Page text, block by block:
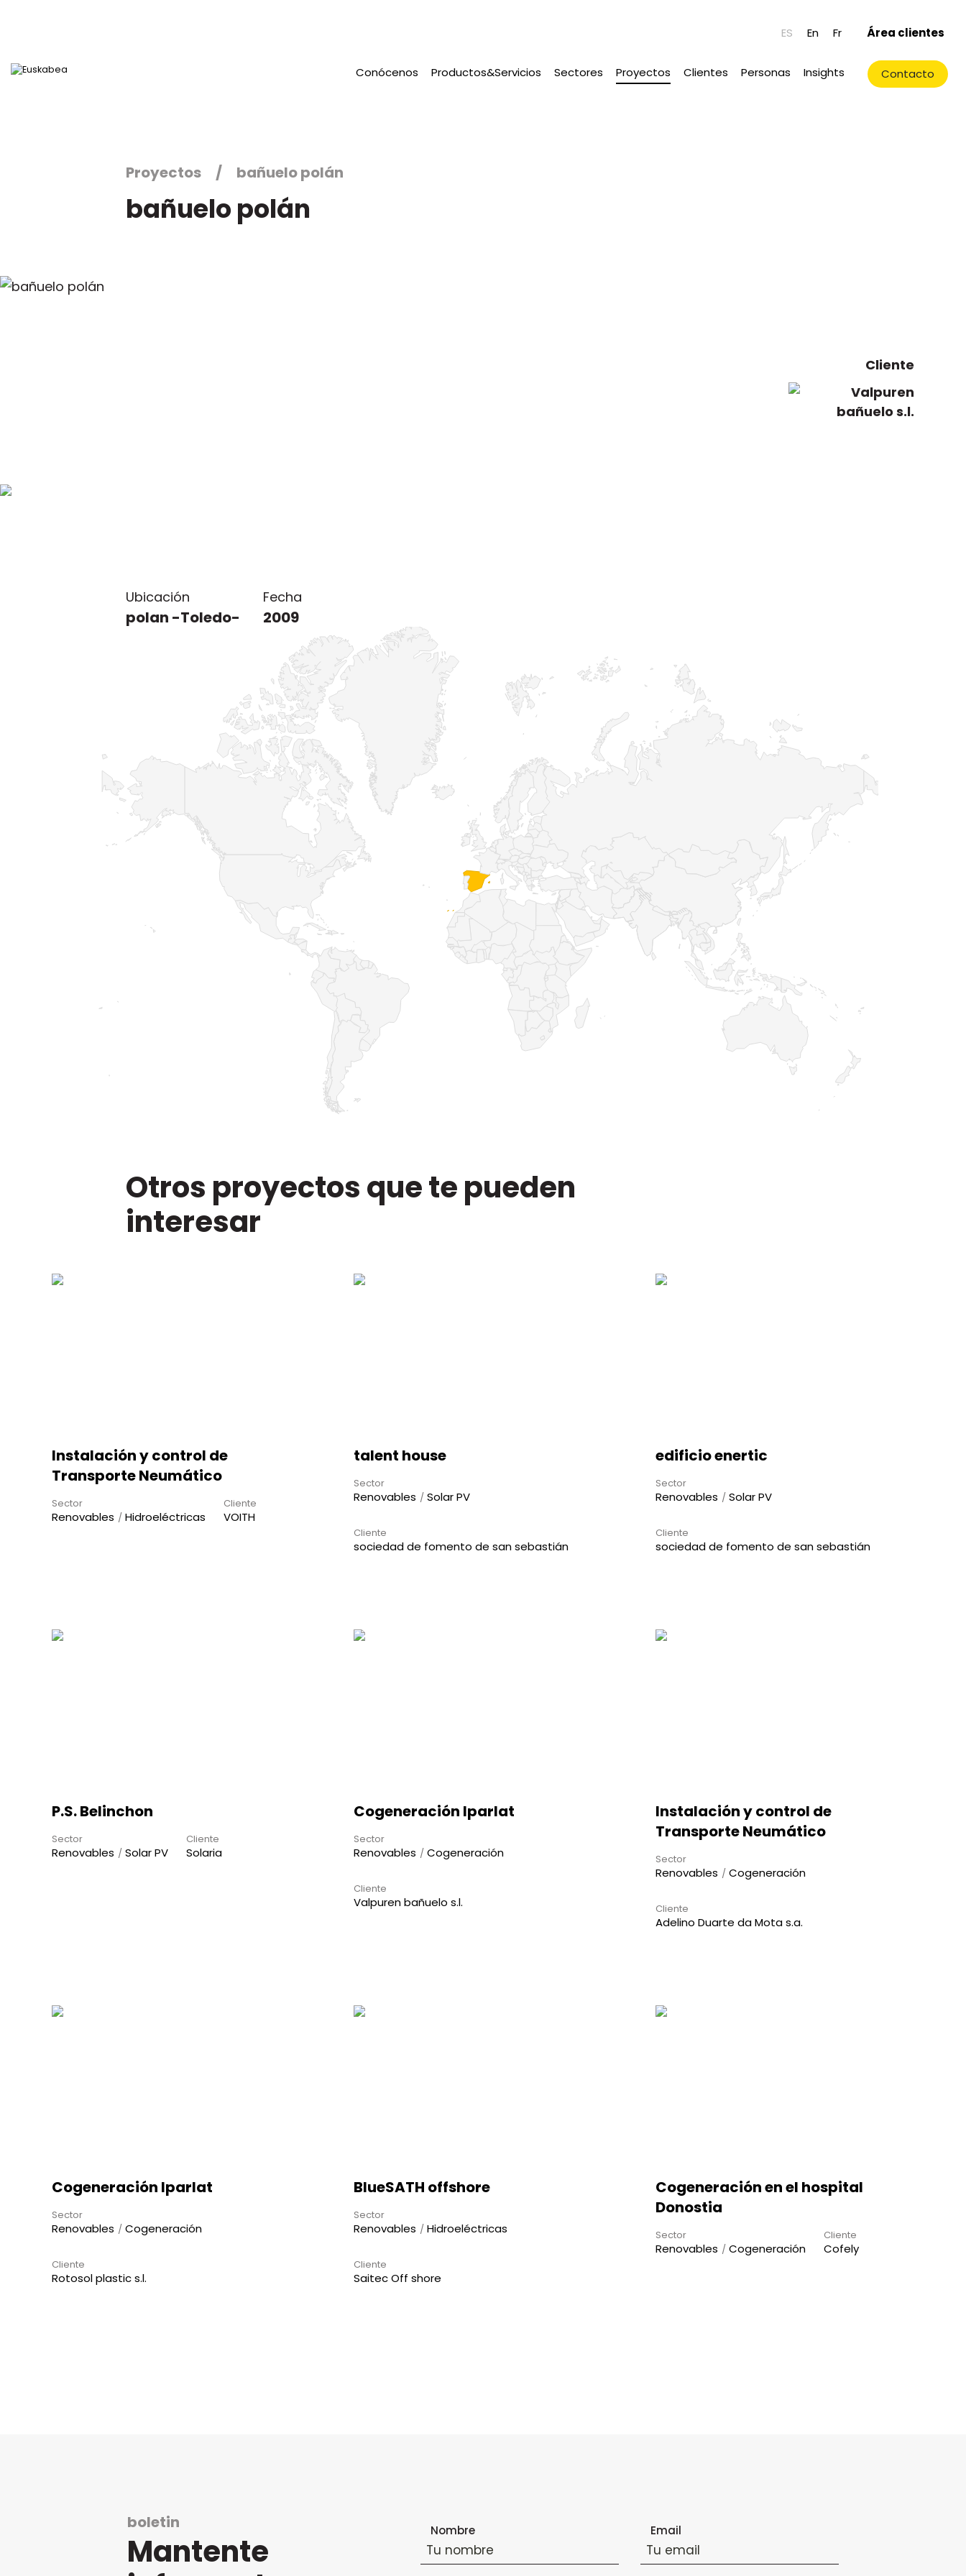
Ir directamente al contenido
ES En Fr Área clientes
Conócenos Productos&Servicios Sectores Proyectos Clientes Personas Insights Contacto
Proyectos bañuelo polán
bañuelo polán
Cliente
Ubicación del proyecto
Ubicación
polan -Toledo-
Fecha
2009
Otros proyectos que te pueden
interesar
Instalación y control de
Transporte Neumático
Sector
Renovables Hidroeléctricas
Cliente
VOITH
talent house
Sector
Renovables Solar PV
Cliente
sociedad de fomento de san sebastián
edificio enertic
Sector
Renovables Solar PV
Cliente
sociedad de fomento de san sebastián
P.S. Belinchon
Sector
Renovables Solar PV
Cliente
Solaria
Cogeneración Iparlat
Sector
Renovables Cogeneración
Cliente
Valpuren bañuelo s.l.
Instalación y control de
Transporte Neumático
Sector
Renovables Cogeneración
Cliente
Adelino Duarte da Mota s.a.
Cogeneración Iparlat
Sector
Renovables Cogeneración
Cliente
Rotosol plastic s.l.
BlueSATH offshore
Sector
Renovables Hidroeléctricas
Cliente
Saitec Off shore
Cogeneración en el hospital
Donostia
Sector
Renovables Cogeneración
Cliente
Cofely
boletin
Mantente
Nombre Email